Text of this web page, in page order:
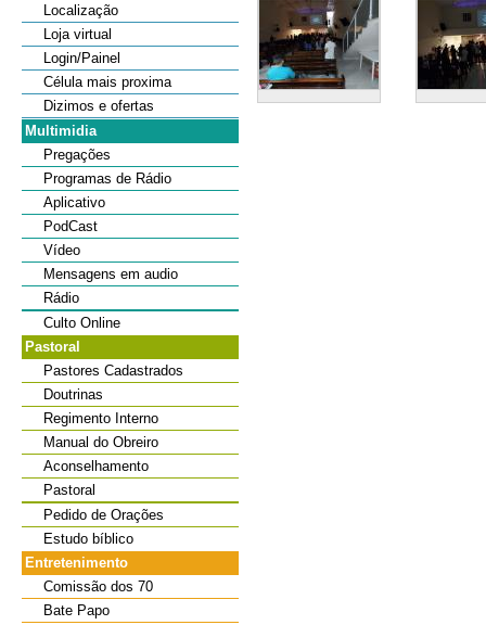
Localização
Loja virtual
Login/Painel
Célula mais proxima
Dizimos e ofertas
Multimidia
Pregações
Programas de Rádio
Aplicativo
PodCast
Vídeo
Mensagens em audio
Rádio
Culto Online
Pastoral
Pastores Cadastrados
Doutrinas
Regimento Interno
Manual do Obreiro
Aconselhamento
Pastoral
Pedido de Orações
Estudo bíblico
Entretenimento
Comissão dos 70
Bate Papo